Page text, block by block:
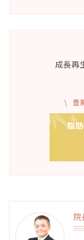
成長再
豊
脂